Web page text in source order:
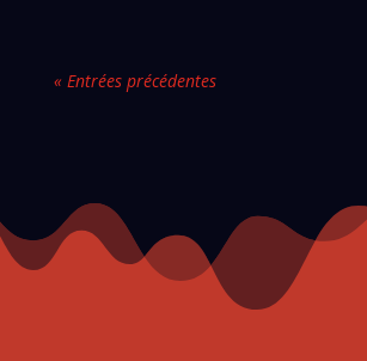
« Entrées précédentes